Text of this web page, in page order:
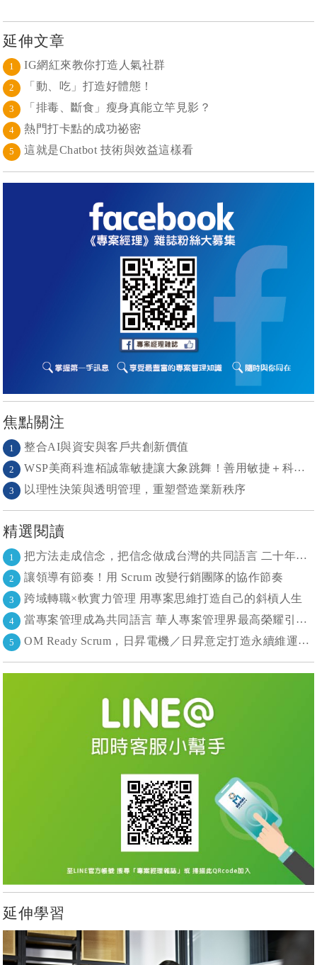
延伸文章
1 IG網紅來教你打造人氣社群
2 「動、吃」打造好體態！
3 「排毒、斷食」瘦身真能立竿見影？
4 熱門打卡點的成功祕密
5 這就是Chatbot 技術與效益這樣看
焦點關注
1 整合AI與資安與客戶共創新價值
2 WSP美商科進栢誠靠敏捷讓大象跳舞！善用敏捷＋科技力， 大型工程也能快速迭代
3 以理性決策與透明管理，重塑營造業新秩序
精選閱讀
1 把方法走成信念，把信念做成台灣的共同語言 二十年志業，陪伴台灣走過專案管理與敏捷轉型
2 讓領導有節奏！用 Scrum 改變行銷團隊的協作節奏
3 跨域轉職×軟實力管理 用專案思維打造自己的斜槓人生
4 當專案管理成為共同語言 華人專案管理界最高榮耀引領的變革時代
5 OM Ready Scrum，日昇電機／日昇意定打造永續維運新典範
延伸學習